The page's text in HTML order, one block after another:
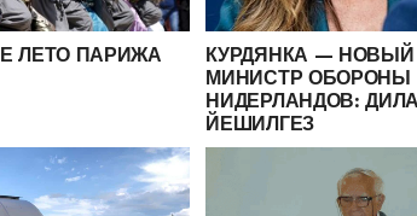
ЛЕТО ПАРИЖА
КУРДЯНКА — НОВЫЙ
МИНИСТР ОБОРОНЫ
НИДЕРЛАНДОВ:
ЙЕШИЛГЕЗ